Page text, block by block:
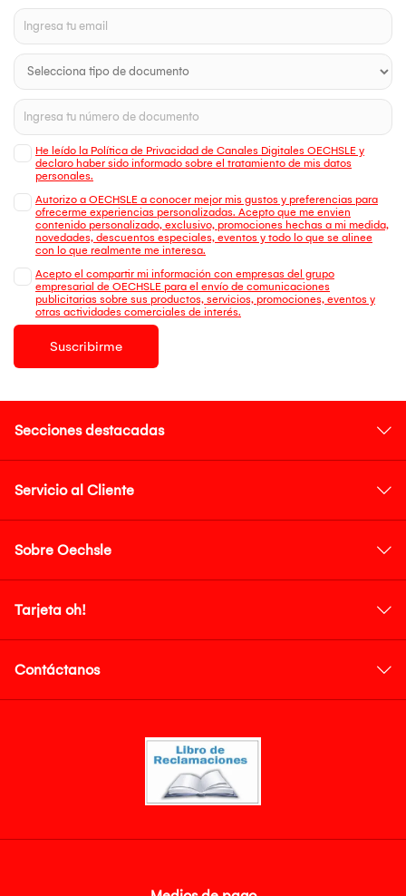
He leído la Política de Privacidad de Canales Digitales OECHSLE y
declaro haber sido informado sobre el tratamiento de mis datos
personales.
Autorizo a OECHSLE a conocer mejor mis gustos y preferencias para
ofrecerme experiencias personalizadas. Acepto que me envien
contenido personalizado, exclusivo, promociones hechas a mi medida,
novedades, descuentos especiales, eventos y todo lo que se alinee
con lo que realmente me interesa.
Acepto el compartir mi información con empresas del grupo
empresarial de OECHSLE para el envío de comunicaciones
publicitarias sobre sus productos, servicios, promociones, eventos y
otras actividades comerciales de interés.
Suscribirme
Secciones destacadas
Servicio al Cliente
Sobre Oechsle
Tarjeta oh!
Contáctanos